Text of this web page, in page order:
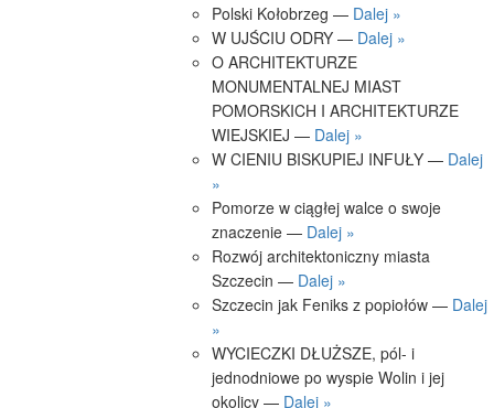
Polski Kołobrzeg — Dalej »
W UJŚCIU ODRY — Dalej »
O ARCHITEKTURZE
MONUMENTALNEJ MIAST
POMORSKICH I ARCHITEKTURZE
WIEJSKIEJ — Dalej »
W CIENIU BISKUPIEJ INFUŁY — Dalej
»
Pomorze w ciągłej walce o swoje
znaczenie — Dalej »
Rozwój architektoniczny miasta
Szczecin — Dalej »
Szczecin jak Feniks z popiołów — Dalej
»
WYCIECZKI DŁUŻSZE, pól- i
jednodniowe po wyspie Wolin i jej
okolicy — Dalej »